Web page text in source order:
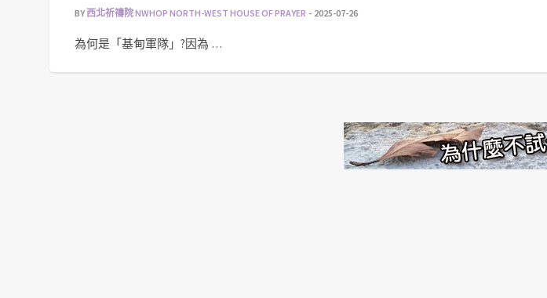
BY西北祈禱院 NWHOP NORTH-WEST HOUSE OF PRAYER 2025-07-26
為何是「基甸軍隊」?因為 …